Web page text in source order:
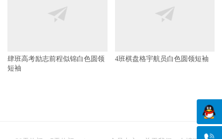
肆班高考励志前程似锦白色圆领
短袖
4班棋盘格宇航员白色圆领短袖